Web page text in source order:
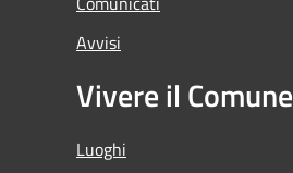
Avvisi
Vivere il Comune
Luoghi